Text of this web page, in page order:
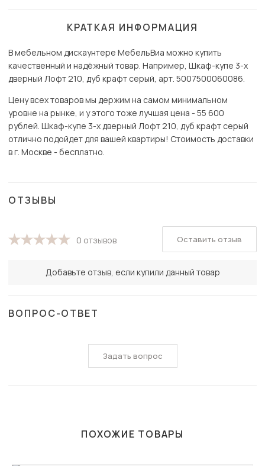
КРАТКАЯ ИНФОРМАЦИЯ
В мебельном дискаунтере МебельВиа можно купить
качественный и надёжный товар. Например, Шкаф-купе 3-х
дверный Лофт 210, дуб крафт серый, арт. 5007500060086.
Цену всех товаров мы держим на самом минимальном
уровне на рынке, и у этого тоже лучшая цена - 55 600
рублей. Шкаф-купе 3-х дверный Лофт 210, дуб крафт серый
отлично подойдет для вашей квартиры! Стоимость доставки
в г. Москве - бесплатно.
ОТЗЫВЫ
0 отзывов
Добавьте отзыв, если купили данный товар
Оставить отзыв
ВОПРОС-ОТВЕТ
Задать вопрос
ПОХОЖИЕ ТОВАРЫ